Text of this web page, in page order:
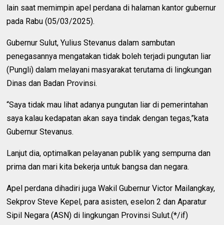
lain saat memimpin apel perdana di halaman kantor gubernur
pada Rabu (05/03/2025).
Gubernur Sulut, Yulius Stevanus dalam sambutan
penegasannya mengatakan tidak boleh terjadi pungutan liar
(Pungli) dalam melayani masyarakat terutama di lingkungan
Dinas dan Badan Provinsi.
“Saya tidak mau lihat adanya pungutan liar di pemerintahan
saya kalau kedapatan akan saya tindak dengan tegas,”kata
Gubernur Stevanus.
Lanjut dia, optimalkan pelayanan publik yang sempurna dan
prima dan mari kita bekerja untuk bangsa dan negara.
Apel perdana dihadiri juga Wakil Gubernur Victor Mailangkay,
Sekprov Steve Kepel, para asisten, eselon 2 dan Aparatur
Sipil Negara (ASN) di lingkungan Provinsi Sulut.(*/if)